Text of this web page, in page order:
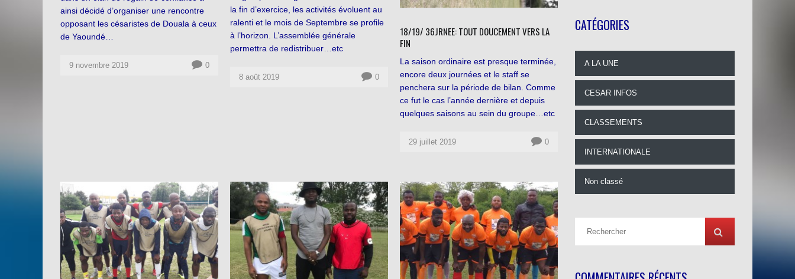
ainsi décidé d’organiser une rencontre
opposant les césaristes de Douala à ceux
de Yaoundé…
9 novembre 2019 0
la fin d’exercice, les activités évoluent au
ralenti et le mois de Septembre se profile
à l’horizon. L’assemblée générale
permettra de redistribuer…etc
8 août 2019 0
18/19/ 36JRNEE: TOUT DOUCEMENT VERS LA
FIN
La saison ordinaire est presque terminée,
encore deux journées et le staff se
penchera sur la période de bilan. Comme
ce fut le cas l’année dernière et depuis
quelques saisons au sein du groupe…etc
29 juillet 2019 0
CATÉGORIES
A LA UNE
CESAR INFOS
CLASSEMENTS
INTERNATIONALE
Non classé